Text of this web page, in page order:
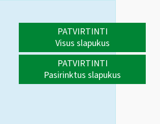
PATVIRTINTI
Visus slapukus
PATVIRTINTI
Pasirinktus slapukus